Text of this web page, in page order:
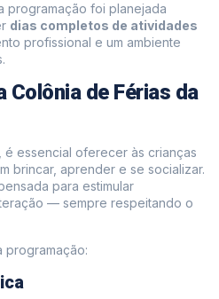
programação foi planejada
dias completos de atividades
profissional e um ambiente
Colônia de Férias da
essencial oferecer às crianças
brincar, aprender e se socializar.
para estimular
— sempre respeitando o
programação: